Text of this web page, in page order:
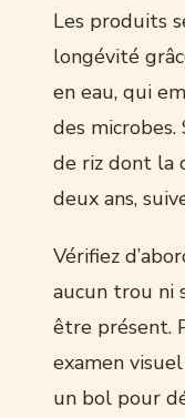
Les produits
longévité
en eau, qui
des
de riz dont la
deux ans,
Vérifiez
aucun trou ni
être présent.
examen
un bol pour